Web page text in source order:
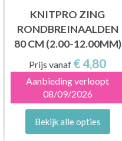
KNITPRO ZING
RONDBREINAALDEN
80 CM (2.00-12.00MM)
Prijs vanaf € 4,80
Aanbieding verloopt
08/09/2026
Bekijk alle opties